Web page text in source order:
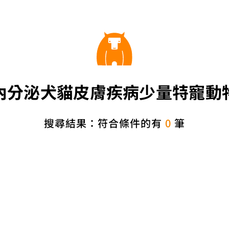
分泌犬貓皮膚疾病少量特寵動
搜尋結果：符合條件的有 0 筆